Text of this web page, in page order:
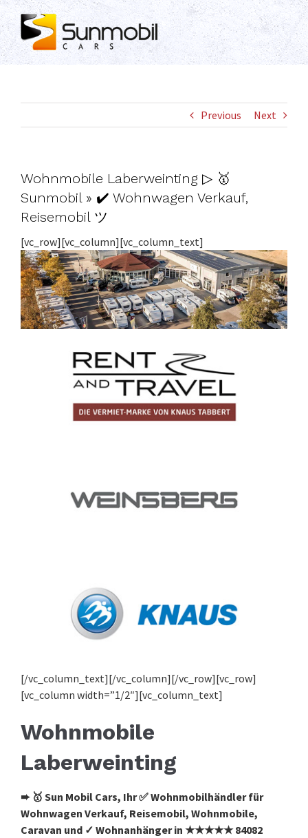
Skip
to
content
Previous Next
Wohnmobile Laberweinting ▷ 🥇
Sunmobil » ✔️ Wohnwagen Verkauf,
Reisemobil ツ
[vc_row][vc_column][vc_column_text]
[/vc_column_text][/vc_column][/vc_row][vc_row]
[vc_column width=”1/2″][vc_column_text]
Wohnmobile
Laberweinting
➨ 🥇 Sun Mobil Cars, Ihr ✅ Wohnmobilhändler für
Wohnwagen Verkauf, Reisemobil, Wohnmobile,
Caravan und ✓ Wohnanhänger in ★★★★★ 84082